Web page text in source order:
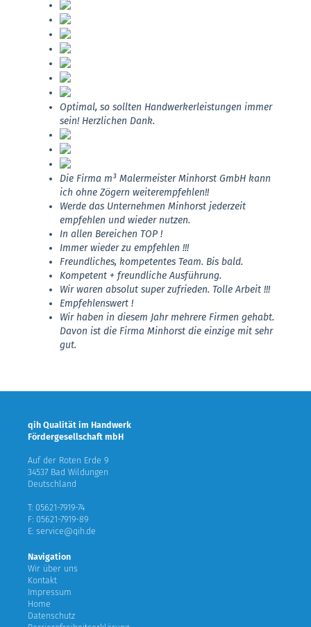
Optimal, so sollten Handwerkerleistungen immer
sein! Herzlichen Dank.
Die Firma m³ Malermeister Minhorst GmbH kann
ich ohne Zögern weiterempfehlen!!
Werde das Unternehmen Minhorst jederzeit
empfehlen und wieder nutzen.
In allen Bereichen TOP !
Immer wieder zu empfehlen !!!
Freundliches, kompetentes Team. Bis bald.
Kompetent + freundliche Ausführung.
Wir waren absolut super zufrieden. Tolle Arbeit !!!
Empfehlenswert !
Wir haben in diesem Jahr mehrere Firmen gehabt.
Davon ist die Firma Minhorst die einzige mit sehr
gut.
qih Qualität im Handwerk
Fördergesellschaft mbH
Auf der Roten Erde 9
34537 Bad Wildungen
Deutschland
T: 05621-7919-74
F: 05621-7919-89
E: service@qih.de
Navigation
Wir über uns
Kontakt
Impressum
Home
Datenschutz